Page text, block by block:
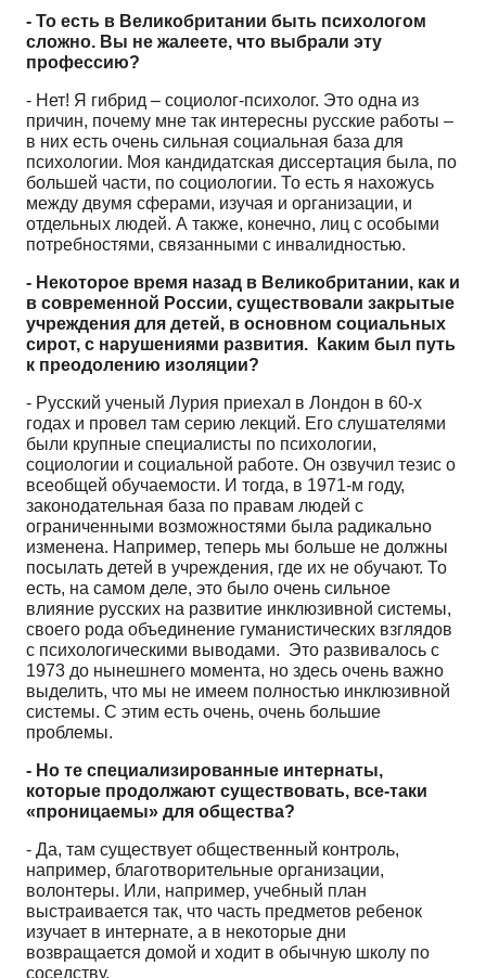
- То есть в Великобритании быть психологом
сложно. Вы не жалеете, что выбрали эту
профессию?
- Нет! Я гибрид – социолог-психолог. Это одна из
причин, почему мне так интересны русские работы –
в них есть очень сильная социальная база для
психологии. Моя кандидатская диссертация была, по
большей части, по социологии. То есть я нахожусь
между двумя сферами, изучая и организации, и
отдельных людей. А также, конечно, лиц с особыми
потребностями, связанными с инвалидностью.
- Некоторое время назад в Великобритании, как и
в современной России, существовали закрытые
учреждения для детей, в основном социальных
сирот, с нарушениями развития. Каким был путь
к преодолению изоляции?
- Русский ученый Лурия приехал в Лондон в 60-х
годах и провел там серию лекций. Его слушателями
были крупные специалисты по психологии,
социологии и социальной работе. Он озвучил тезис о
всеобщей обучаемости. И тогда, в 1971-м году,
законодательная база по правам людей с
ограниченными возможностями была радикально
изменена. Например, теперь мы больше не должны
посылать детей в учреждения, где их не обучают. То
есть, на самом деле, это было очень сильное
влияние русских на развитие инклюзивной системы,
своего рода объединение гуманистических взглядов
с психологическими выводами. Это развивалось с
1973 до нынешнего момента, но здесь очень важно
выделить, что мы не имеем полностью инклюзивной
системы. С этим есть очень, очень большие
проблемы.
- Но те специализированные интернаты,
которые продолжают существовать, все-таки
«проницаемы» для общества?
- Да, там существует общественный контроль,
например, благотворительные организации,
волонтеры. Или, например, учебный план
выстраивается так, что часть предметов ребенок
изучает в интернате, а в некоторые дни
возвращается домой и ходит в обычную школу по
соседству.